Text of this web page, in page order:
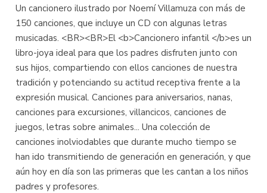
Un cancionero ilustrado por Noemí Villamuza con más de
150 canciones, que incluye un CD con algunas letras
musicadas. <BR><BR>El <b>Cancionero infantil </b>es un
libro-joya ideal para que los padres disfruten junto con
sus hijos, compartiendo con ellos canciones de nuestra
tradición y potenciando su actitud receptiva frente a la
expresión musical. Canciones para aniversarios, nanas,
canciones para excursiones, villancicos, canciones de
juegos, letras sobre animales... Una colección de
canciones inolviodables que durante mucho tiempo se
han ido transmitiendo de generación en generación, y que
aún hoy en día son las primeras que les cantan a los niños
padres y profesores.